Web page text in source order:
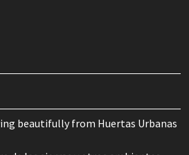
beautifully from Huertas Urbanas